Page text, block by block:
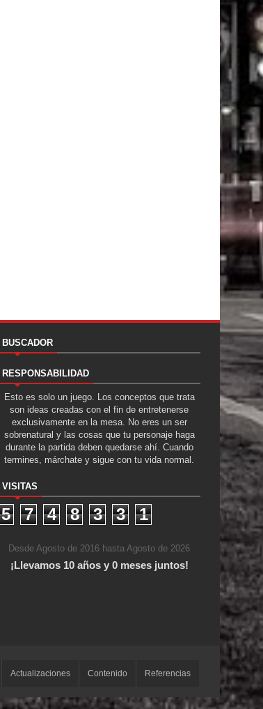
BUSCADOR
RESPONSABILIDAD
Esto es solo un juego. Los conceptos que trata
son ideas creadas con el fin de entretenerse
exclusivamente en la mesa. No eres un ser
sobrenatural y las cosas que tu personaje haga
durante la partida deben quedarse ahí. Cuando
termines, márchate y sigue con tu vida normal.
VISITAS
5 7 4 8 3 3 1
Desde Agosto de 2016 hasta Agosto de 2026
¡Llevamos 10 años y 0 meses juntos!
Actualizaciones Contenido Referencias